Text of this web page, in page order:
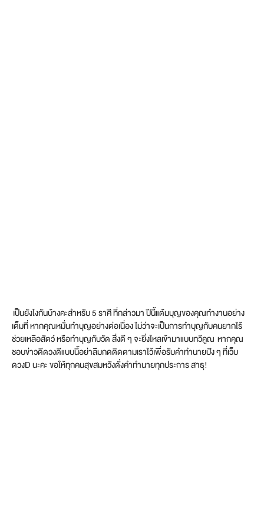
เป็นยังไงกันบ้างคะสำหรับ 5 ราศี ที่กล่าวมา ปีนี้แต้มบุญของคุณทำงานอย่าง
เต็มที่ หากคุณหมั่นทำบุญอย่างต่อเนื่อง ไม่ว่าจะเป็นการทำบุญกับคนยากไร้
ช่วยเหลือสัตว์ หรือทำบุญกับวัด สิ่งดี ๆ จะยิ่งไหลเข้ามาแบบทวีคูณ หากคุณ
ชอบข่าวดีดวงดีแบบนี้อย่าลืมกดติดตามเราไว้เพื่อรับคำทำนายปัง ๆ ที่เว็บ
ดวงD นะคะ ขอให้ทุกคนสุขสมหวังดั่งคำทำนายทุกประการ สาธุ!